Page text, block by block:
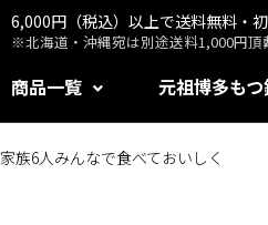
6,000円（税込）以上で送料無料・
※北海道・沖縄宛は別途送料1,000円頂
商品一覧 元祖博多も
家族6人みんなで食べておいしく